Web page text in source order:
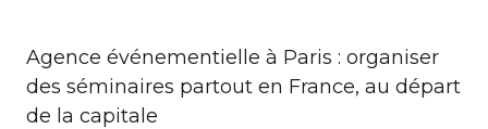
Agence événementielle à Paris : organiser
des séminaires partout en France, au départ
de la capitale